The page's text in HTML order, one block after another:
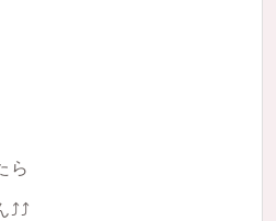
ら
⤴︎⤴︎